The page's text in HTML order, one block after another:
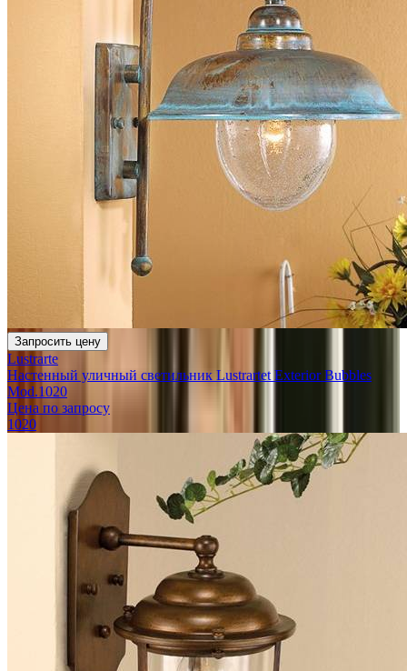
Запросить цену
Lustrarte
Настенный уличный светильник Lustrartet Exterior Bubbles
Mod.1020
Цена по запросу
1020